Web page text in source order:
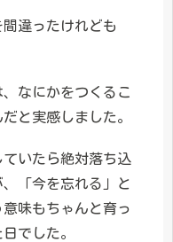
違ったけれども
なにかをつくるこ
と実感しました。
ていたら絶対落ち込
「今を忘れる」と
味もちゃんと育っ
でした。